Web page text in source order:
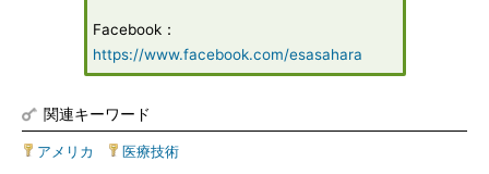
Facebook：
https://www.facebook.com/esasahara
関連キーワード
アメリカ 医療技術